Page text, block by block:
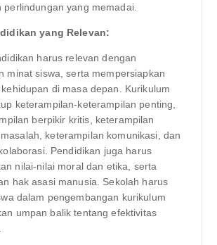
perlindungan yang memadai.
yang Relevan:
harus relevan dengan
minat siswa, serta mempersiapkan
di masa depan. Kurikulum
keterampilan-keterampilan penting,
berpikir kritis, keterampilan
keterampilan komunikasi, dan
Pendidikan juga harus
nilai-nilai moral dan etika, serta
hak asasi manusia. Sekolah harus
dalam pengembangan kurikulum
umpan balik tentang efektivitas